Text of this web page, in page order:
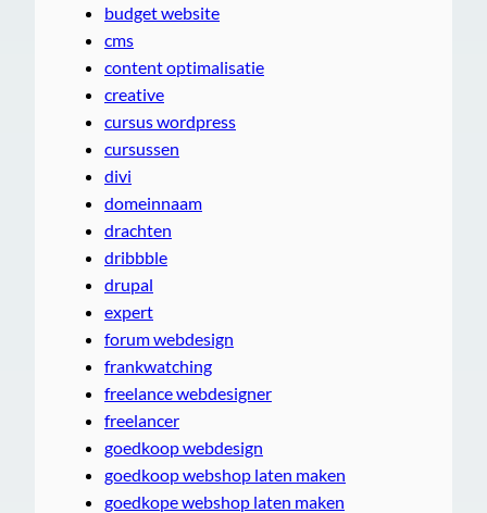
budget website
cms
content optimalisatie
creative
cursus wordpress
cursussen
divi
domeinnaam
drachten
dribbble
drupal
expert
forum webdesign
frankwatching
freelance webdesigner
freelancer
goedkoop webdesign
goedkoop webshop laten maken
goedkope webshop laten maken